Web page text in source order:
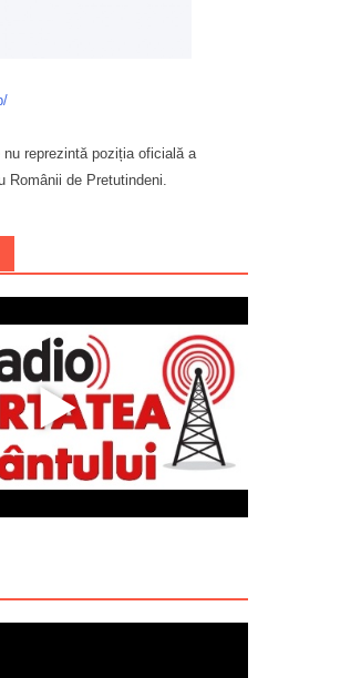
reprezintă poziția oficială a
Românii de Pretutindeni.